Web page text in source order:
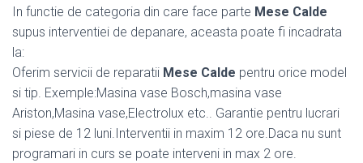
In functie de categoria din care face parte Mese Calde
supus interventiei de depanare, aceasta poate fi incadrata
la:
Oferim servicii de reparatii Mese Calde pentru orice model
si tip. Exemple:Masina vase Bosch,masina vase
Ariston,Masina vase,Electrolux etc.. Garantie pentru lucrari
si piese de 12 luni.Interventii in maxim 12 ore.Daca nu sunt
programari in curs se poate interveni in max 2 ore.